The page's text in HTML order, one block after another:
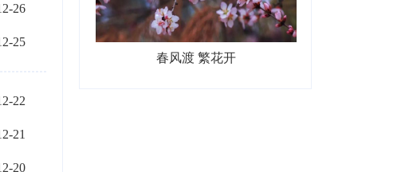
26
25
22
21
20
春风渡 繁花开